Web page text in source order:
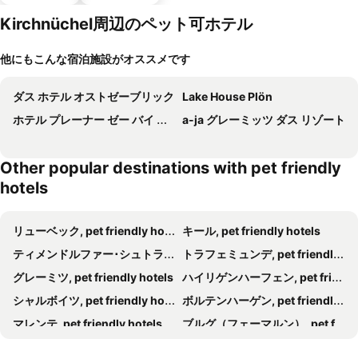
Kirchnüchel周辺のペット可ホテル
他にもこんな宿泊施設がオススメです
ダス ホテル オストゼーブリック
Lake House Plön
ホテル プレーナー ゼー バイ チューリップ イン
a-ja グレーミッツ ダス リゾート
Other popular destinations with pet friendly
hotels
リューベック, pet friendly hotels
キール, pet friendly hotels
ティメンドルファー･シュトラント, pet friendly hotels
トラフェミュンデ, pet friendly hotels
グレーミツ, pet friendly hotels
ハイリゲンハーフェン, pet friendly hotels
シャルボイツ, pet friendly hotels
ボルテンハーゲン, pet friendly hotels
マレンテ, pet friendly hotels
ブルグ（フェーマルン）, pet friendly hotels